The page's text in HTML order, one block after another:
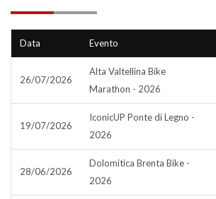
Data Evento
26/07/2026
Alta Valtellina Bike
Marathon - 2026
19/07/2026
IconicUP Ponte di Legno -
2026
28/06/2026
Dolomitica Brenta Bike -
2026